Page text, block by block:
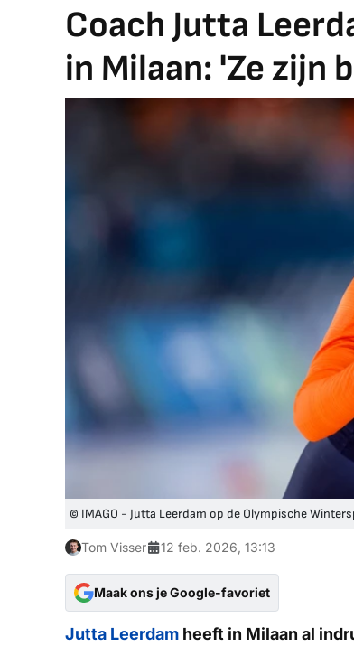
Coach Jutta
in Milaan: 'Ze zijn
© IMAGO - Jutta Leerdam op de Olympische
Tom Visser 12 feb. 2026, 13:13
Maak ons je Google-favoriet
Jutta Leerdam heeft in Milaan al